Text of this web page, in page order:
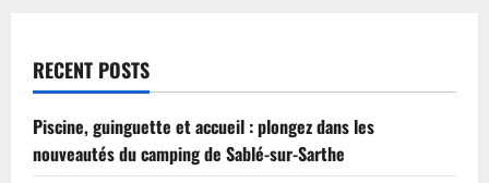
RECENT POSTS
Piscine, guinguette et accueil : plongez dans les
nouveautés du camping de Sablé-sur-Sarthe